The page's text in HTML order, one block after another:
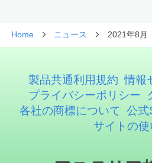
Home ニュース 2021年8月
製品共通利用規約 情報
プライバシーポリシー
各社の商標について 公式
サイトの使